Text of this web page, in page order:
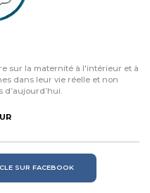
sur la maternité à l'intérieur et à
dans leur vie réelle et non
d’aujourd’hui.
SUR FACEBOOK